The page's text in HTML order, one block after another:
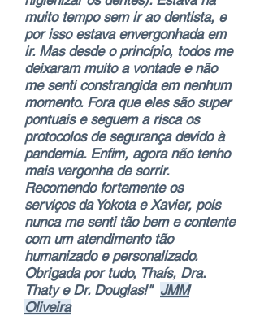
muito tempo sem ir ao dentista, e
por isso estava envergonhada em
ir. Mas desde o princípio, todos me
deixaram muito a vontade e não
me senti constrangida em nenhum
momento. Fora que eles são super
pontuais e seguem a risca os
protocolos de segurança devido à
pandemia. Enfim, agora não tenho
mais vergonha de sorrir.
Recomendo fortemente os
serviços da Yokota e Xavier, pois
nunca me senti tão bem e contente
com um atendimento tão
humanizado e personalizado.
Obrigada por tudo, Thaís, Dra.
Thaty e Dr. Douglas!" JMM
Oliveira